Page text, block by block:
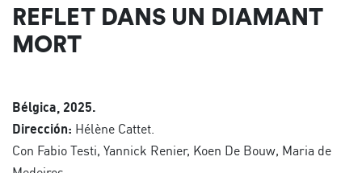
REFLET DANS UN DIAMANT
MORT
Bélgica, 2025.
Dirección: Hélène Cattet.
Con Fabio Testi, Yannick Renier, Koen De Bouw, Maria de